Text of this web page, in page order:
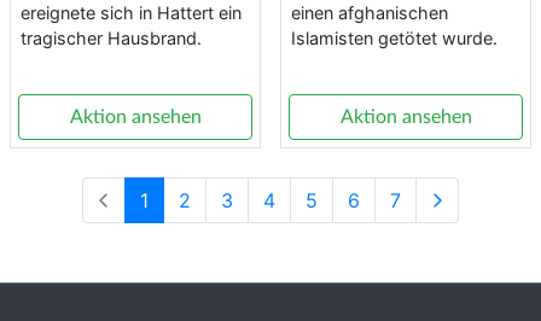
ereignete sich in Hattert ein
tragischer Hausbrand.
Aktion ansehen
einen afghanischen
Islamisten getötet wurde.
Aktion ansehen
1 2 3 4 5 6 7